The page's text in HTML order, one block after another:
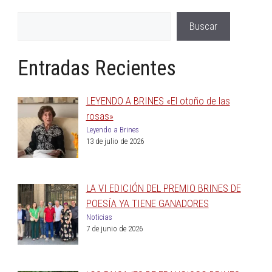
Buscar
Entradas Recientes
LEYENDO A BRINES «El otoño de las
rosas»
Leyendo a Brines
13 de julio de 2026
LA VI EDICIÓN DEL PREMIO BRINES DE
POESÍA YA TIENE GANADORES
Noticias
7 de junio de 2026